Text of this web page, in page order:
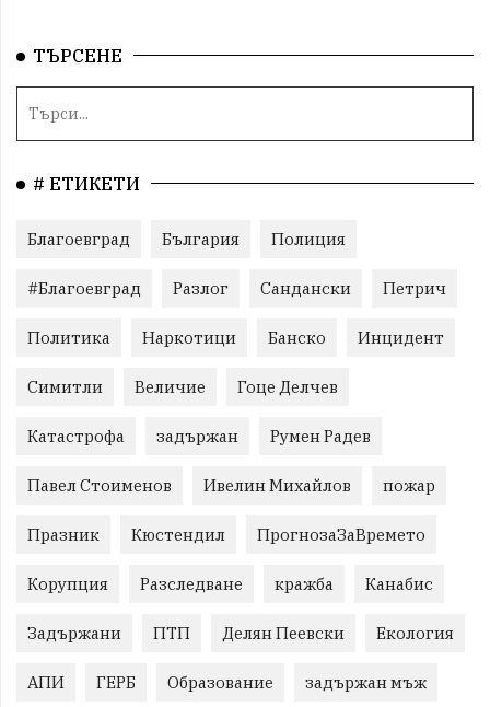
ТЪРСЕНЕ
# ЕТИКЕТИ
Благоевград България Полиция
#Благоевград Разлог Сандански Петрич
Политика Наркотици Банско Инцидент
Симитли Величие Гоце Делчев
Катастрофа задържан Румен Радев
Павел Стоименов Ивелин Михайлов пожар
Празник Кюстендил ПрогнозаЗаВремето
Корупция Разследване кражба Канабис
Задържани ПТП Делян Пеевски Екология
АПИ ГЕРБ Образование задържан мъж